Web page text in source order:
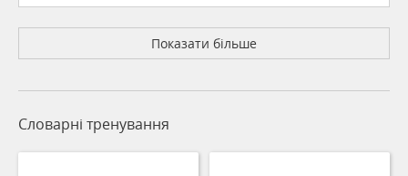
Показати більше
Словарні тренування